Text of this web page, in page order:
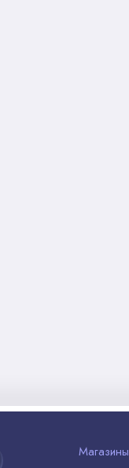
Магазины